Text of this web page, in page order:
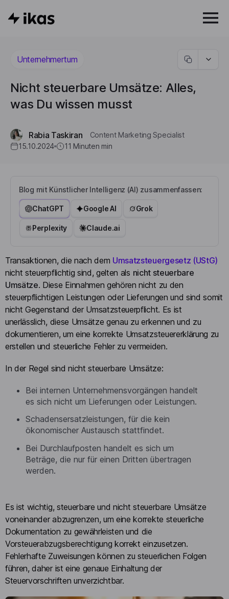
Unternehmertum
Nicht steuerbare Umsätze: Alles,
was Du wissen musst
Rabia Taskiran
Content Marketing Specialist
15.10.2024
11 Minuten min
Blog mit Künstlicher Intelligenz (AI) zusammenfassen:
ChatGPT Google AI Grok
Perplexity Claude.ai
Transaktionen, die nach dem Umsatzsteuergesetz (UStG)
nicht steuerpflichtig sind, gelten als nicht steuerbare
Umsätze. Diese Einnahmen gehören nicht zu den
steuerpflichtigen Leistungen oder Lieferungen und sind somit
nicht Gegenstand der Umsatzsteuerpflicht. Es ist
unerlässlich, diese Umsätze genau zu erkennen und zu
dokumentieren, um eine korrekte Umsatzsteuererklärung zu
erstellen und steuerliche Fehler zu vermeiden.
In der Regel sind nicht steuerbare Umsätze:
Bei internen Unternehmensvorgängen handelt
es sich nicht um Lieferungen oder Leistungen.
Schadensersatzleistungen, für die kein
ökonomischer Austausch stattfindet.
Bei Durchlaufposten handelt es sich um
Beträge, die nur für einen Dritten übertragen
werden.
Es ist wichtig, steuerbare und nicht steuerbare Umsätze
voneinander abzugrenzen, um eine korrekte steuerliche
Dokumentation zu gewährleisten und die
Vorsteuerabzugsberechtigung korrekt einzusetzen.
Fehlerhafte Zuweisungen können zu steuerlichen Folgen
führen, daher ist eine genaue Einhaltung der
Steuervorschriften unverzichtbar.